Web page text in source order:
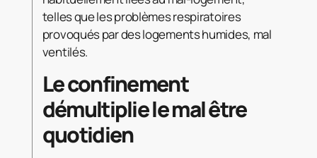
telles que les problèmes respiratoires
provoqués par des logements humides, mal
ventilés.
Le confinement
démultiplie le mal être
quotidien